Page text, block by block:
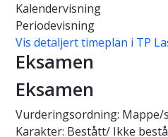
Kalendervisning
Periodevisning
Vis detaljert timeplan i TP
Eksamen
Eksamen
Vurderingsordning:
Karakter: Bestått/ Ikke